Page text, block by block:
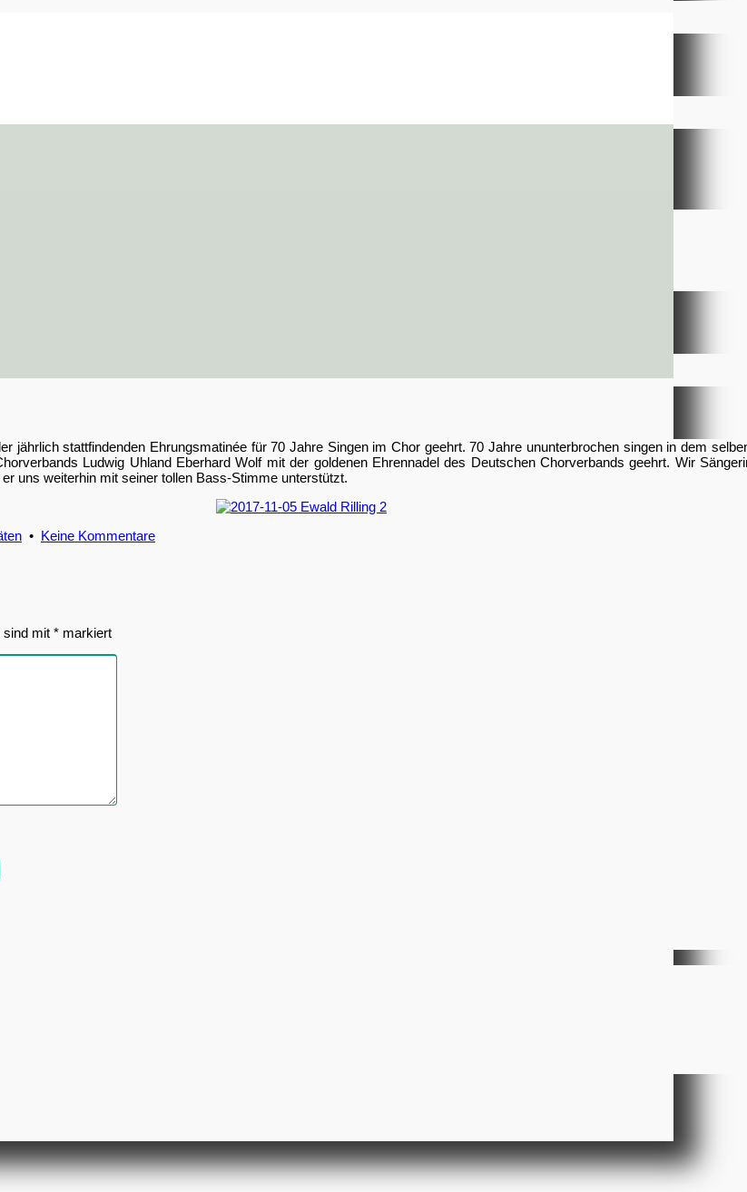
stattfindenden Ehrungsmatinée für 70 Jahre Singen im Chor geehrt. 70 Jahre ununterbrochen singen in dem
Ludwig Uhland Eberhard Wolf mit der goldenen Ehrennadel des Deutschen Chorverbands geehrt. Wir
uns weiterhin mit seiner tollen Bass-Stimme unterstützt.
• Keine Kommentarezu
sind mit * markiert